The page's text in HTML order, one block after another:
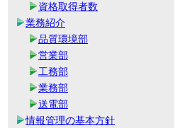
資格取得者数
業務紹介
品質環境部
営業部
工務部
業務部
送電部
情報管理の基本方針